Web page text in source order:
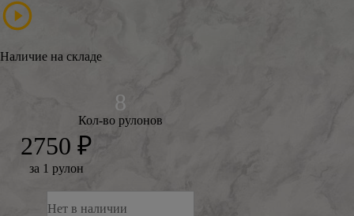
Наличие на складе
Кол-во рулонов
2750 ₽
за 1 рулон
Нет в наличии